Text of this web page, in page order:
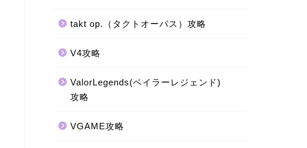
takt op.（タクトオーパス）攻略
V4攻略
ValorLegends(ベイラーレジェンド)
攻略
VGAME攻略